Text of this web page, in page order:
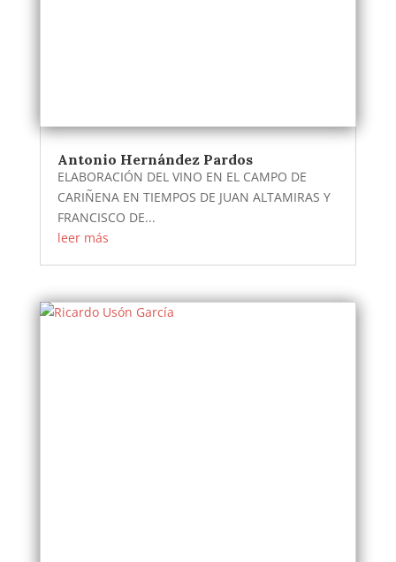
Antonio Hernández Pardos
ELABORACIÓN DEL VINO EN EL CAMPO DE
CARIÑENA EN TIEMPOS DE JUAN ALTAMIRAS Y
FRANCISCO DE...
leer más